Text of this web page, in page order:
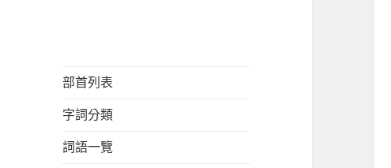
部首列表
字詞分類
詞語一覽